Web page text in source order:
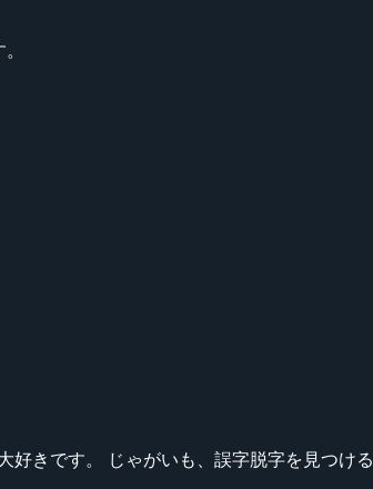
好きです。 じゃがいも、誤字脱字を見つ